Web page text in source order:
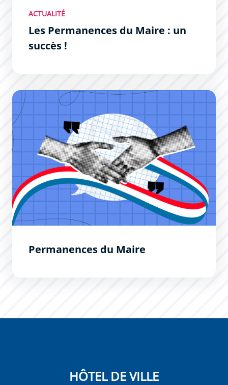
ACTUALITÉ
Les Permanences du Maire : un
succès !
Permanences du Maire
Permanences du Maire
HÔTEL DE VILLE